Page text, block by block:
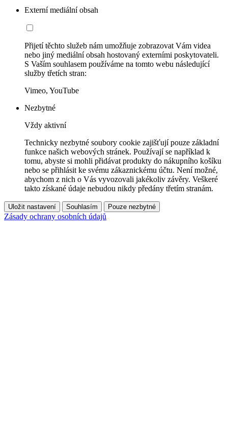
Externí mediální obsah
Přijetí těchto služeb nám umožňuje zobrazovat Vám videa
nebo jiný mediální obsah hostovaný externími poskytovateli.
S Vaším souhlasem používáme na tomto webu následující
služby třetích stran:
Vimeo, YouTube
Nezbytné
Vždy aktivní
Technicky nezbytné soubory cookie zajišťují pouze základní
funkce našich webových stránek. Používají se například k
tomu, abyste si mohli přidávat produkty do nákupního košíku
nebo se přihlásit ke svému zákaznickému účtu. Není možné,
abychom z nich o Vás vyvozovali jakékoliv závěry. Veškeré
takto získané údaje nebudou nikdy předány třetím stranám.
Uložit nastavení Souhlasím Pouze nezbytné
Zásady ochrany osobních údajů